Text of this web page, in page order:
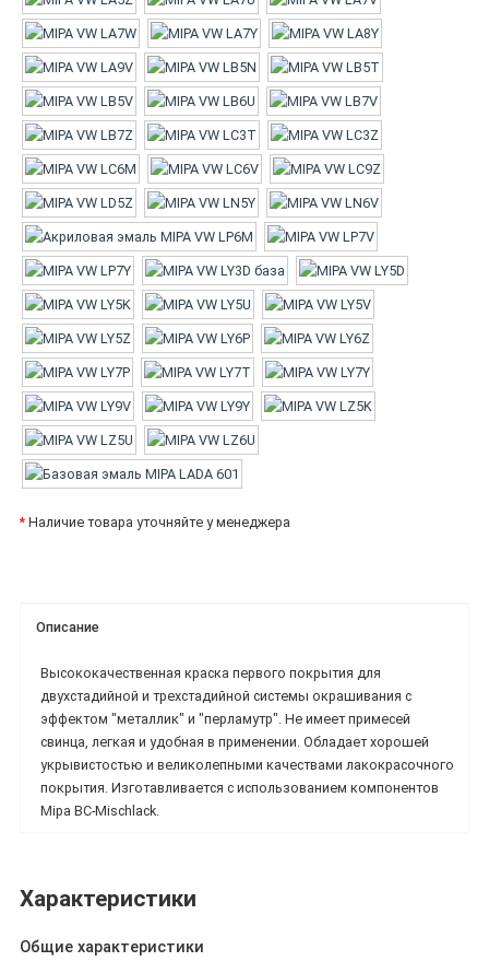
* Наличие товара уточняйте у менеджера
Описание
Высококачественная краска первого покрытия для
двухстадийной и трехстадийной системы окрашивания с
эффектом "металлик" и "перламутр". Не имеет примесей
свинца, легкая и удобная в применении. Обладает хорошей
укрывистостью и великолепными качествами лакокрасочного
покрытия. Изготавливается с использованием компонентов
Mipa BC-Mischlack.
Характеристики
Общие характеристики